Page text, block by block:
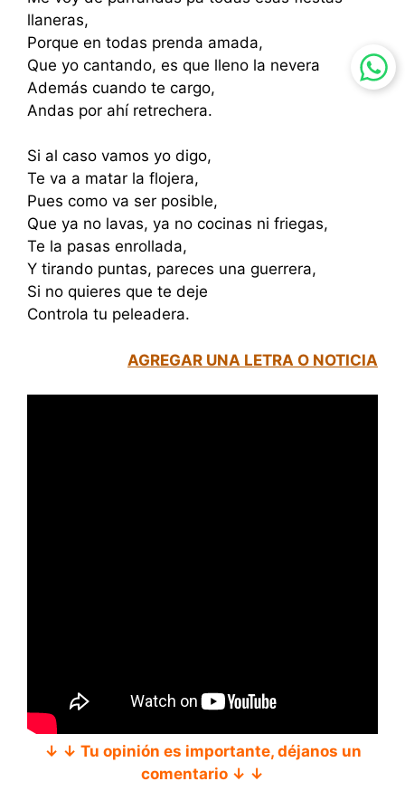
llaneras,
Porque en todas prenda amada,
Que yo cantando, es que lleno la nevera
Además cuando te cargo,
Andas por ahí retrechera.
Si al caso vamos yo digo,
Te va a matar la flojera,
Pues como va ser posible,
Que ya no lavas, ya no cocinas ni friegas,
Te la pasas enrollada,
Y tirando puntas, pareces una guerrera,
Si no quieres que te deje
Controla tu peleadera.
AGREGAR UNA LETRA O NOTICIA
↓ ↓ Tu opinión es importante, déjanos un
comentario ↓ ↓